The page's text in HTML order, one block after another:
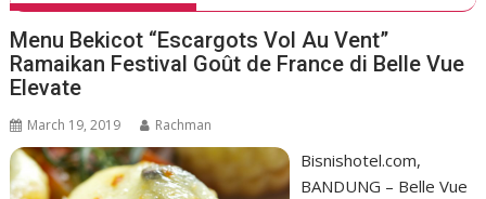
Menu Bekicot “Escargots Vol Au Vent”
Ramaikan Festival Goût de France di Belle Vue
Elevate
March 19, 2019 Rachman
Bisnishotel.com,
BANDUNG – Belle Vue